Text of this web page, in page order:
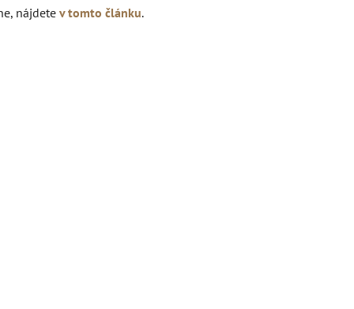
nájdete v tomto článku.